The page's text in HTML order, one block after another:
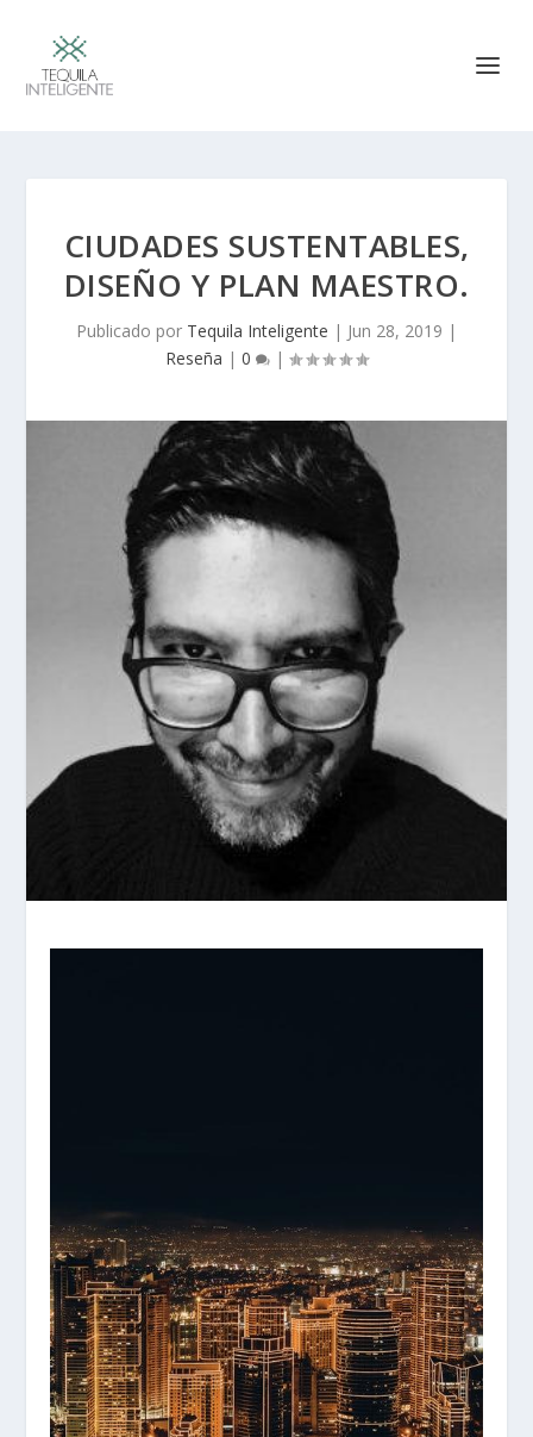
CIUDADES SUSTENTABLES,
DISEÑO Y PLAN MAESTRO.
Publicado por Tequila Inteligente | Jun 28, 2019 |
Reseña | 0 |